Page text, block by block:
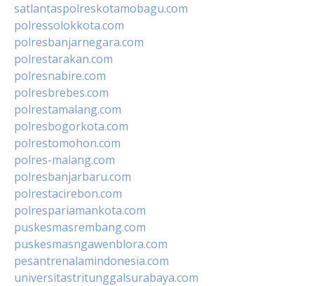
satlantaspolreskotamobagu.com
polressolokkota.com
polresbanjarnegara.com
polrestarakan.com
polresnabire.com
polresbrebes.com
polrestamalang.com
polresbogorkota.com
polrestomohon.com
polres-malang.com
polresbanjarbaru.com
polrestacirebon.com
polrespariamankota.com
puskesmasrembang.com
puskesmasngawenblora.com
pesantrenalamindonesia.com
universitastritunggalsurabaya.com